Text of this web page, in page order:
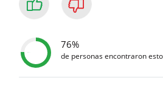
76%
de personas encontraron